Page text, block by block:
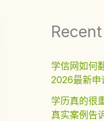
学信网如何
2026最新申
学历真的很
真实案例告